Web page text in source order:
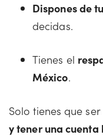
Dispones de
decidas.
Tienes el
México.
Solo tienes que ser
y tener una